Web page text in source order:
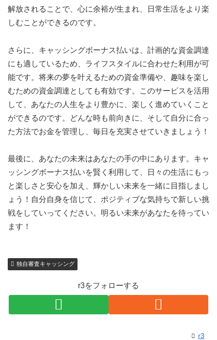
解放されることで、心に余裕が生まれ、日常生活をより楽
しむことができるのです。
さらに、キャッシングボーナス払いは、計画的な資金調達
にも適しているため、ライフスタイルに合わせた利用が可
能です。将来の夢を叶えるための資金準備や、趣味を楽し
むための資金調達としても有効です。このサービスを活用
して、あなたの人生をより豊かに、楽しく進めていくこと
ができるのです。どんな時も前向きに、そして自分に合っ
た方法でお金を管理し、毎日を充実させていきましょう！
最後に、あなたの未来はあなたの手の中にあります。キャ
ッシングボーナス払いを賢く利用して、日々の生活にもっ
と楽しさと安心を加え、輝かしい未来を一緒に目指しまし
ょう！自分自身を信じて、ポジティブな気持ちで新しい挑
戦をしていってください。明るい未来があなたを待ってい
ます！
独自審査キャッシング
r3をフォローする
r3